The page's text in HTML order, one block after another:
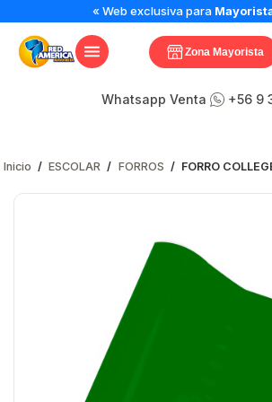
« Web exclusiva para
Zona Mayorista
Whatsapp Venta +56 9
Inicio / ESCOLAR / FORROS / FORRO
COLLEGE
VERDE
OSCURO